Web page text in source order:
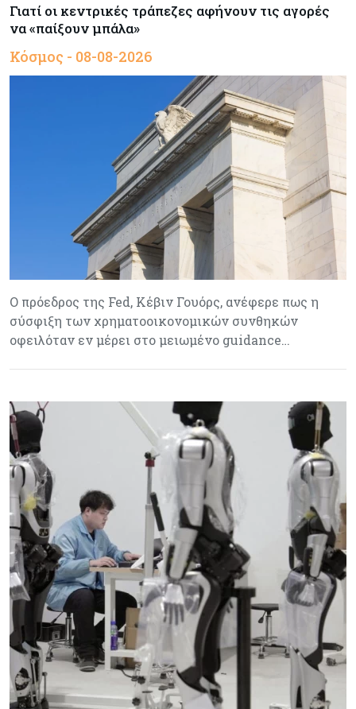
Γιατί οι κεντρικές τράπεζες αφήνουν τις αγορές
να «παίξουν μπάλα»
Κόσμος - 08-08-2026
Ο πρόεδρος της Fed, Κέβιν Γουόρς, ανέφερε πως η
σύσφιξη των χρηματοοικονομικών συνθηκών
οφειλόταν εν μέρει στο μειωμένο guidance…